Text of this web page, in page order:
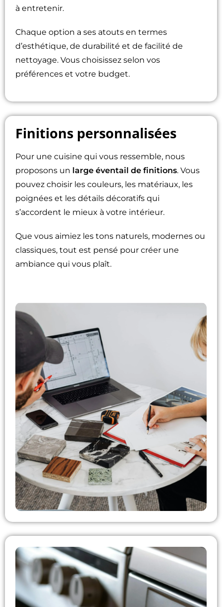
à entretenir.
Chaque option a ses atouts en termes
d’esthétique, de durabilité et de facilité de
nettoyage. Vous choisissez selon vos
préférences et votre budget.
Finitions personnalisées
Pour une cuisine qui vous ressemble, nous
proposons un large éventail de finitions. Vous
pouvez choisir les couleurs, les matériaux, les
poignées et les détails décoratifs qui
s’accordent le mieux à votre intérieur.
Que vous aimiez les tons naturels, modernes ou
classiques, tout est pensé pour créer une
ambiance qui vous plaît.